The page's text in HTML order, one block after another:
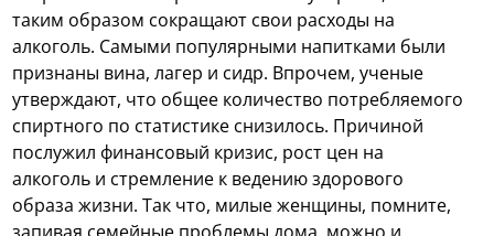
таким образом сокращают свои расходы на
алкоголь. Самыми популярными напитками были
признаны вина, лагер и сидр. Впрочем, ученые
утверждают, что общее количество потребляемого
спиртного по статистике снизилось. Причиной
послужил финансовый кризис, рост цен на
алкоголь и стремление к ведению здорового
образа жизни. Так что, милые женщины, помните,